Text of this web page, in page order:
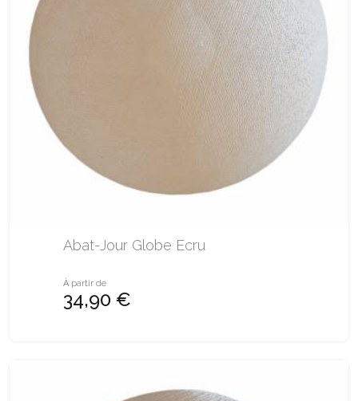
Abat-Jour Globe Ecru
À partir de
34,90 €